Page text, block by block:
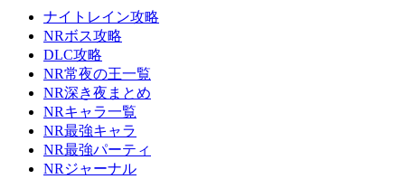
ナイトレイン攻略
NRボス攻略
DLC攻略
NR常夜の王一覧
NR深き夜まとめ
NRキャラ一覧
NR最強キャラ
NR最強パーティ
NRジャーナル